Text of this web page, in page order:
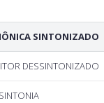
SINTONIZADO
DESSINTONIZADO